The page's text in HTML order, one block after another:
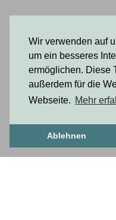
Wir verwenden auf
um ein besseres
ermöglichen. Diese
außerdem für die
Webseite. Mehr
Ablehnen